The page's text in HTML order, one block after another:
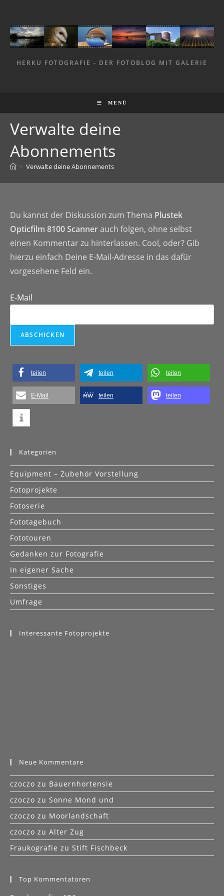
springen
HERKU FOTOGRAFIE - DER FOTOBLOG MIT GALERIE
MENÜ
Verwalte deine
Abonnements
> Verwalte deine Abonnements
Du kannst der Diskussion zum Thema Plustek
Opticfilm 8100 Scannerauch folgen, ohne selbst
einen Kommentar zu hinterlassen. Cool, oder? Gib
hierzu einfach Deine E-Mail-Adresse in das dafür
vorgesehene Feld ein.
E-Mail
teilen teilen teilen
E-Mail teilen teilen
Kategorien
Equipment – Zubehör Vorstellung
Fotoprojekte
Fotoserie
Fototagebuch
Fototouren
Gedanken zur Fotografie
In eigener Sache
Sonstiges
Umfrage
Interessante Fotoprojekte
czoczozuBauernhortensie
czoczozuSonne Mond und
czoczozuMoorlandschaft
czoczozuAlter Zug
FraukografiezuStift Fischbeck
Top Kommentatoren
Fraukografie: 156
Claudia: 104